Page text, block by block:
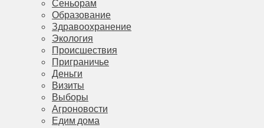
Сеньорам
Образование
Здравоохранение
Экология
Происшествия
Приграничье
Деньги
Визиты
Выборы
Агроновости
Едим дома